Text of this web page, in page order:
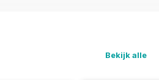
Bekijk alle